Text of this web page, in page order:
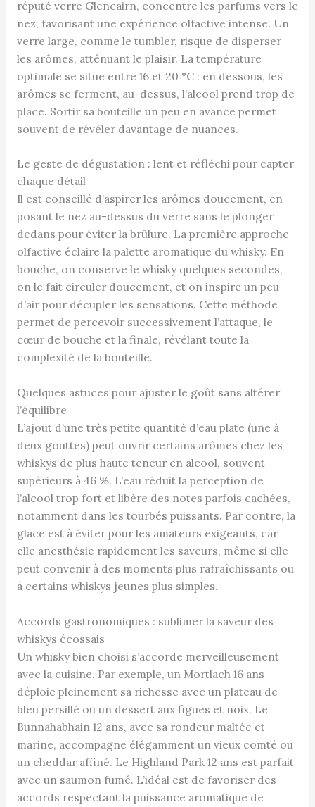
réputé verre Glencairn, concentre les parfums vers le
nez, favorisant une expérience olfactive intense. Un
verre large, comme le tumbler, risque de disperser
les arômes, atténuant le plaisir. La température
optimale se situe entre 16 et 20 °C : en dessous, les
arômes se ferment, au-dessus, l’alcool prend trop de
place. Sortir sa bouteille un peu en avance permet
souvent de révéler davantage de nuances.
Le geste de dégustation : lent et réfléchi pour capter
chaque détail
Il est conseillé d’aspirer les arômes doucement, en
posant le nez au-dessus du verre sans le plonger
dedans pour éviter la brûlure. La première approche
olfactive éclaire la palette aromatique du whisky. En
bouche, on conserve le whisky quelques secondes,
on le fait circuler doucement, et on inspire un peu
d’air pour décupler les sensations. Cette méthode
permet de percevoir successivement l’attaque, le
cœur de bouche et la finale, révélant toute la
complexité de la bouteille.
Quelques astuces pour ajuster le goût sans altérer
l’équilibre
L’ajout d’une très petite quantité d’eau plate (une à
deux gouttes) peut ouvrir certains arômes chez les
whiskys de plus haute teneur en alcool, souvent
supérieurs à 46 %. L’eau réduit la perception de
l’alcool trop fort et libère des notes parfois cachées,
notamment dans les tourbés puissants. Par contre, la
glace est à éviter pour les amateurs exigeants, car
elle anesthésie rapidement les saveurs, même si elle
peut convenir à des moments plus rafraîchissants ou
à certains whiskys jeunes plus simples.
Accords gastronomiques : sublimer la saveur des
whiskys écossais
Un whisky bien choisi s’accorde merveilleusement
avec la cuisine. Par exemple, un Mortlach 16 ans
déploie pleinement sa richesse avec un plateau de
bleu persillé ou un dessert aux figues et noix. Le
Bunnahabhain 12 ans, avec sa rondeur maltée et
marine, accompagne élégamment un vieux comté ou
un cheddar affiné. Le Highland Park 12 ans est parfait
avec un saumon fumé. L’idéal est de favoriser des
accords respectant la puissance aromatique de